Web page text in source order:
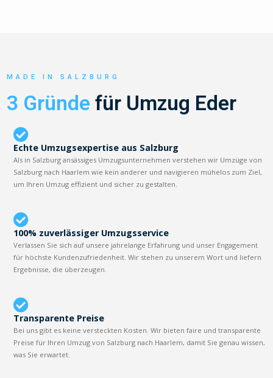
MADE IN SALZBURG
3 Gründe für Umzug Eder
Echte Umzugsexpertise aus Salzburg
Als in Salzburg ansässiges Umzugsunternehmen verstehen wir Umzüge von
Salzburg nach Haarlem wie kein anderer und navigieren mühelos zum Ziel,
um Ihren Umzug effizient und sicher zu gestalten.
100% zuverlässiger Umzugsservice
Verlassen Sie sich auf unsere jahrelange Erfahrung und unser Engagement
für höchste Kundenzufriedenheit. Wir stehen zu unserem Wort und liefern
Ergebnisse, die überzeugen.
Transparente Preise
Bei uns gibt es keine versteckten Kosten. Wir bieten faire und transparente
Preise für Ihren Umzug von Salzburg nach Haarlem, damit Sie genau wissen,
was Sie erwartet.